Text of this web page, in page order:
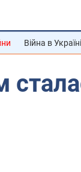
Війна в Україні